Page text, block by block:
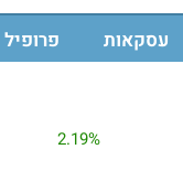
עסקאות פרופיל
2.19%